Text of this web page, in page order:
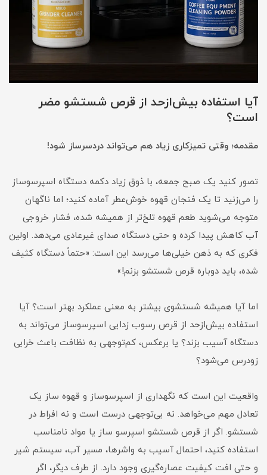
آیا استفاده بیش‌ازحد از قرص شستشو مضر
است؟
مقدمه؛ وقتی تمیزکاری زیاد هم می‌تواند دردسرساز شود!
تصور کنید یک صبح جمعه، با ذوق زیاد دکمه دستگاه اسپرسوساز
را می‌زنید تا یک فنجان قهوه خوش‌عطر آماده کنید؛ اما ناگهان
متوجه می‌شوید طعم قهوه تلخ‌تر از همیشه شده، فشار خروجی
آب کاهش پیدا کرده و حتی دستگاه صدای غیرعادی می‌دهد. اولین
فکری که به ذهن خیلی‌ها می‌رسد این است: «حتماً دستگاه کثیف
شده، باید دوباره قرص شستشو بزنم!»
اما آیا همیشه شستشوی بیشتر به معنی عملکرد بهتر است؟ آیا
استفاده بیش‌ازحد از قرص رسوب زدایی اسپرسوساز می‌تواند به
دستگاه آسیب بزند؟ یا برعکس، کم‌توجهی به نظافت باعث خرابی
زودرس می‌شود؟
واقعیت این است که نگهداری از اسپرسوساز و قهوه ساز یک
تعادل مهم می‌خواهد. نه بی‌توجهی درست است و نه افراط در
شستشو. اگر از قرص شستشو اسپرسو ساز یا مواد نامناسب
استفاده کنید، احتمال آسیب به واشرها، مسیر آب، سیستم شیر
و حتی افت کیفیت عصاره‌گیری وجود دارد. از طرف دیگر، اگر